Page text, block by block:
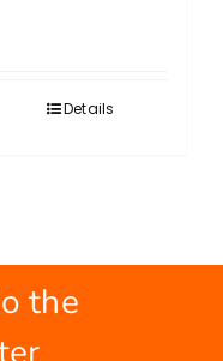
Details
the